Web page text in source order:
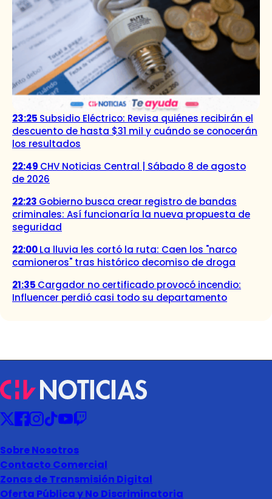
23:25 Subsidio Eléctrico: Revisa quiénes recibirán el
descuento de hasta $31 mil y cuándo se conocerán
los resultados
22:49 CHV Noticias Central | Sábado 8 de agosto
de 2026
22:23 Gobierno busca crear registro de bandas
criminales: Así funcionaría la nueva propuesta de
seguridad
22:00La lluvia les cortó la ruta: Caen los "narco
camioneros" tras histórico decomiso de droga
21:35 Cargador no certificado provocó incendio:
Influencer perdió casi todo su departamento
Sobre Nosotros
Contacto Comercial
Zonas de Transmisión Digital
Oferta Pública y No Discriminatoria